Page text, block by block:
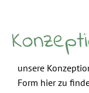
unsere
Form hier zu